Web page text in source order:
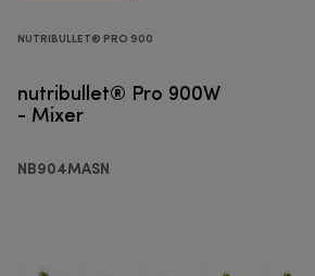
NUTRIBULLET® PRO 900
nutribullet® Pro 900W
- Mixer
NB904MASN